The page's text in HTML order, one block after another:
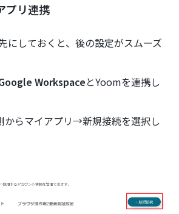
プリ連携
にしておくと、後の設定がスムーズ
WorkspaceとYoomを連携し
からマイアプリ→新規接続を選択し